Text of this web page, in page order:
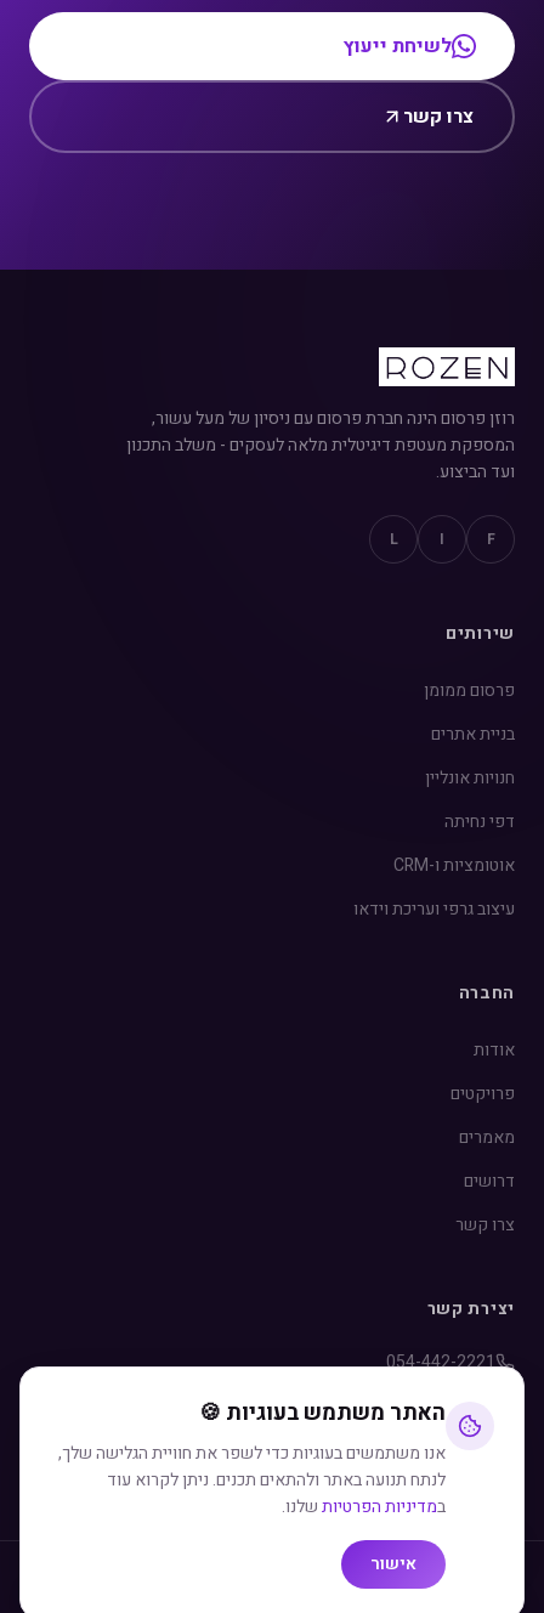
לשיחת ייעוץ
צרו קשר
רוזן פרסום הינה חברת פרסום עם ניסיון של מעל עשור,
המספקת מעטפת דיגיטלית מלאה לעסקים - משלב התכנון
ועד הביצוע.
F
I
L
שירותים
פרסום ממומן
בניית אתרים
חנויות אונליין
דפי נחיתה
אוטומציות ו-CRM
עיצוב גרפי ועריכת וידאו
החברה
אודות
פרויקטים
מאמרים
דרושים
צרו קשר
יצירת קשר
054-442-2221
info@rozen.co.il
WhatsApp
2026
האתר משתמש בעוגיות 🍪
אנו משתמשים בעוגיות כדי לשפר את חוויית הגלישה שלך,
לנתח תנועה באתר ולהתאים תכנים. ניתן לקרוא עוד
במדיניות הפרטיותשלנו.
אישור